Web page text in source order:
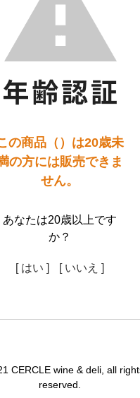
の商品（）は20歳未
の方には販売できま
せん。
あなたは20歳以上です
か？
[ はい ] [ いいえ ]
CERCLE wine & deli, all
reserved.